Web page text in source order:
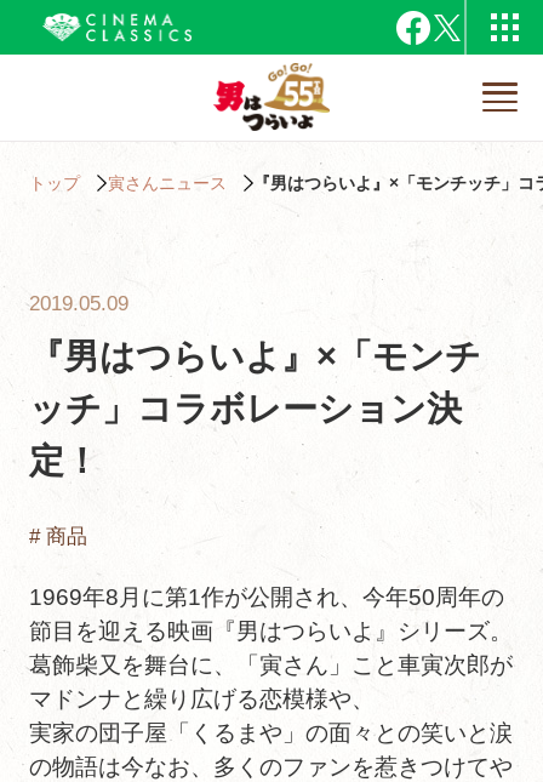
トップ 寅さんニュース 『男はつらいよ』×「モンチッチ」
2019.05.09
『男はつらいよ』×「モンチ
ッチ」コラボレーション決
定！
# 商品
1969年8月に第1作が公開され、今年50周年の
節目を迎える映画『男はつらいよ』シリーズ。
葛飾柴又を舞台に、「寅さん」こと車寅次郎が
マドンナと繰り広げる恋模様や、
実家の団子屋「くるまや」の面々との笑いと涙
の物語は今なお、多くのファンを惹きつけてや